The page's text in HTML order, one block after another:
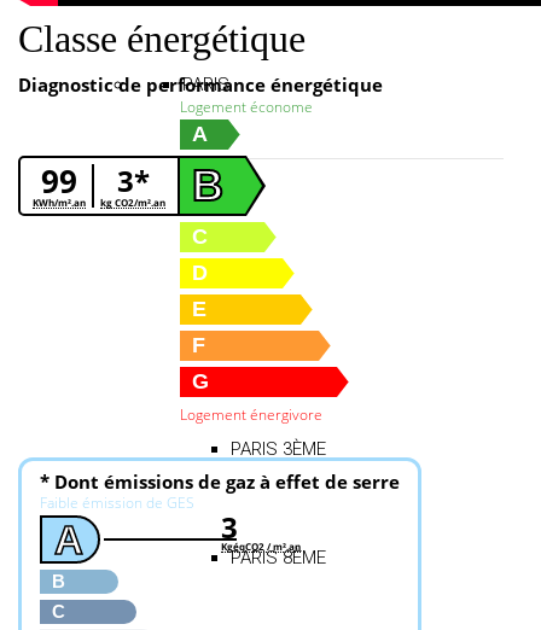
PARIS
PARIS 3ÈME
PARIS 8ÈME
Classe énergétique
Diagnostic de performance énergétique
99
KWh/m².an
3*
kg CO2/m².an
Logement économe
A
B
C
D
E
F
G
Logement énergivore
* Dont émissions de gaz à effet de serre
Faible émission de GES
A
B
C
3
KgéqCO2 / m².an